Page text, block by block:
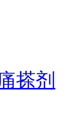
搽剂